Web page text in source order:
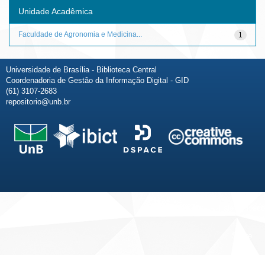
Unidade Acadêmica
1
Faculdade de Agronomia e Medicina...
Universidade de Brasília - Biblioteca Central
Coordenadoria de Gestão da Informação Digital - GID
(61) 3107-2683
repositorio@unb.br